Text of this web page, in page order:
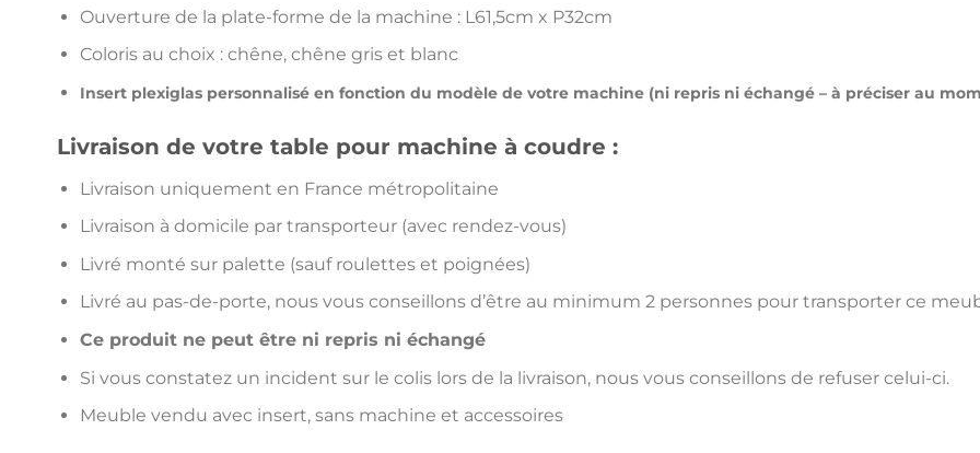
Ouverture de la plate-forme de la machine : L61,5cm x P32cm
Coloris au choix : chêne, chêne gris et blanc
Insert plexiglas personnalisé en fonction du modèle de votre machine (ni repris ni échangé – à préciser au
Livraison de votre table pour machine à coudre :
Livraison uniquement en France métropolitaine
Livraison à domicile par transporteur (avec rendez-vous)
Livré monté sur palette (sauf roulettes et poignées)
Livré au pas-de-porte, nous vous conseillons d’être au minimum 2 personnes pour transporter ce
Ce produit ne peut être ni repris ni échangé
Si vous constatez un incident sur le colis lors de la livraison, nous vous conseillons de refuser celui-ci.
Meuble vendu avec insert, sans machine et accessoires